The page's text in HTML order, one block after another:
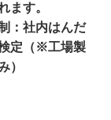
ます。
：社内はんだ
定（※工場製
）